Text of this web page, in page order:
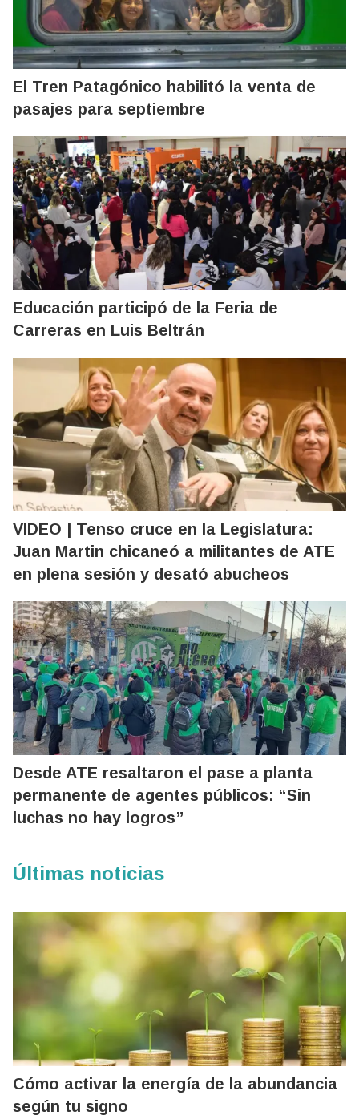
El Tren Patagónico habilitó la venta de
pasajes para septiembre
Educación participó de la Feria de
Carreras en Luis Beltrán
VIDEO | Tenso cruce en la Legislatura:
Juan Martin chicaneó a militantes de ATE
en plena sesión y desató abucheos
Desde ATE resaltaron el pase a planta
permanente de agentes públicos: “Sin
luchas no hay logros”
Últimas noticias
Cómo activar la energía de la abundancia
según tu signo